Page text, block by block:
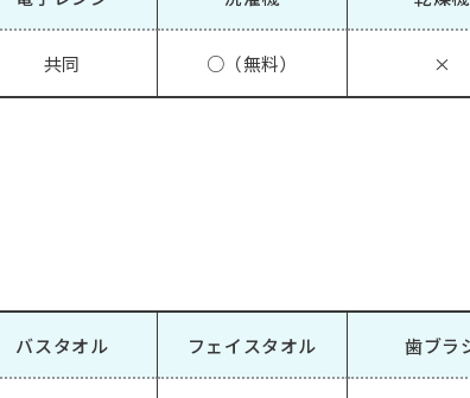
共同 ○（無料） ×
バスタオル フェイスタオル 歯ブラ